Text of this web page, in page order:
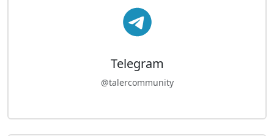
Telegram
@talercommunity